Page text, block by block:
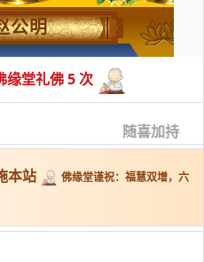
公明
缘堂礼佛 5 次
随喜加持
本站
佛缘堂谨祝：福慧双增，六